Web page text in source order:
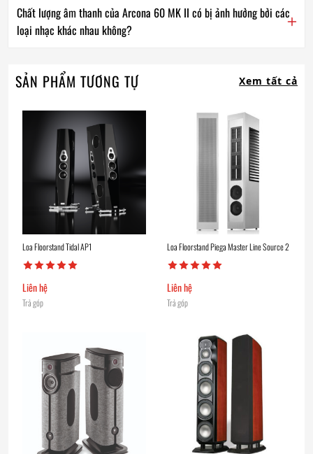
Chất lượng âm thanh của Arcona 60 MK II có bị ảnh hưởng bởi các
loại nhạc khác nhau không?
SẢN PHẨM TƯƠNG TỰ Xem tất cả
Loa Floorstand Tidal AP1
Liên hệ
Trả góp
Loa Floorstand Piega Master Line Source 2
Liên hệ
Trả góp